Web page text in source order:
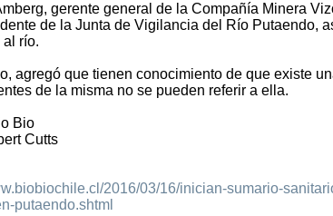
gerente general de la Compañía Minera
de la Junta de Vigilancia del Río Putaendo,
al río.
agregó que tienen conocimiento de que existe
de la misma no se pueden referir a ella.
Bio
Cutts
2016/03/16/inician-sumario-
putaendo.shtml